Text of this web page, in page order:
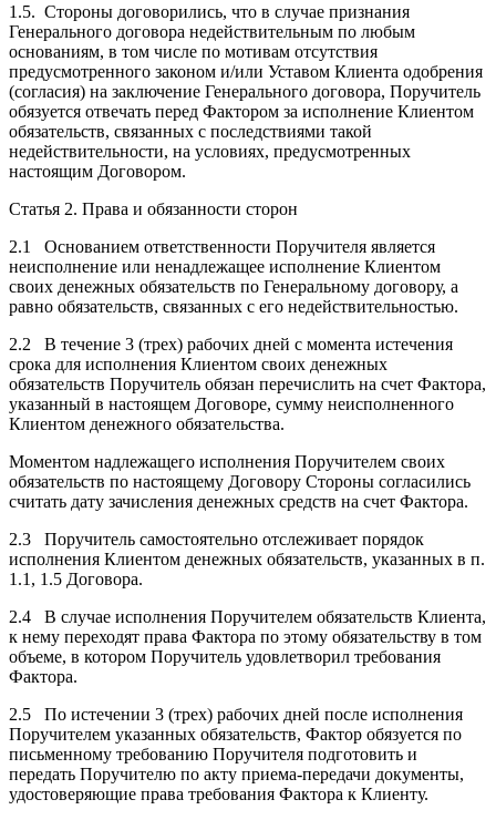
1.5. Стороны договорились, что в случае признания
Генерального договора недействительным по любым
основаниям, в том числе по мотивам отсутствия
предусмотренного законом и/или Уставом Клиента одобрения
(согласия) на заключение Генерального договора, Поручитель
обязуется отвечать перед Фактором за исполнение Клиентом
обязательств, связанных с последствиями такой
недействительности, на условиях, предусмотренных
настоящим Договором.
Статья 2. Права и обязанности сторон
2.1 Основанием ответственности Поручителя является
неисполнение или ненадлежащее исполнение Клиентом
своих денежных обязательств по Генеральному договору, а
равно обязательств, связанных с его недействительностью.
2.2 В течение 3 (трех) рабочих дней с момента истечения
срока для исполнения Клиентом своих денежных
обязательств Поручитель обязан перечислить на счет Фактора,
указанный в настоящем Договоре, сумму неисполненного
Клиентом денежного обязательства.
Моментом надлежащего исполнения Поручителем своих
обязательств по настоящему Договору Стороны согласились
считать дату зачисления денежных средств на счет Фактора.
2.3 Поручитель самостоятельно отслеживает порядок
исполнения Клиентом денежных обязательств, указанных в п.
1.1, 1.5 Договора.
2.4 В случае исполнения Поручителем обязательств Клиента,
к нему переходят права Фактора по этому обязательству в том
объеме, в котором Поручитель удовлетворил требования
Фактора.
2.5 По истечении 3 (трех) рабочих дней после исполнения
Поручителем указанных обязательств, Фактор обязуется по
письменному требованию Поручителя подготовить и
передать Поручителю по акту приема-передачи документы,
удостоверяющие права требования Фактора к Клиенту.